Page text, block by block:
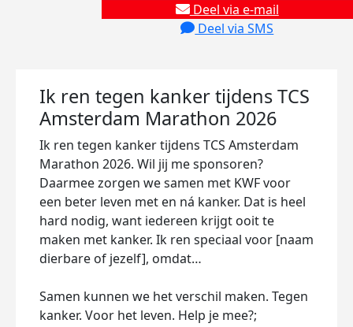
Deel via e-mail
Deel via SMS
Ik ren tegen kanker tijdens TCS
Amsterdam Marathon 2026
Ik ren tegen kanker tijdens TCS Amsterdam
Marathon 2026. Wil jij me sponsoren?
Daarmee zorgen we samen met KWF voor
een beter leven met en ná kanker. Dat is heel
hard nodig, want iedereen krijgt ooit te
maken met kanker. Ik ren speciaal voor [naam
dierbare of jezelf], omdat…
Samen kunnen we het verschil maken. Tegen
kanker. Voor het leven. Help je mee?;